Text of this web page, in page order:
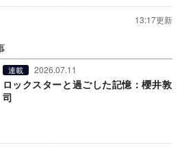
13:17更新
連載 2026.07.11
ロックスターと過ごした記憶：櫻井敦
司